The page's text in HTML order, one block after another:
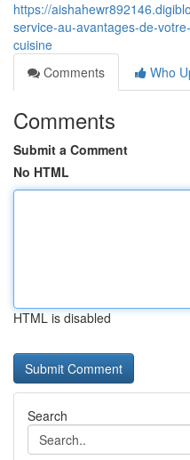
https://
service-au-avantages-de-
cuisine
Comments
Who
Comments
Submit a Comment
No HTML
HTML is disabled
Search